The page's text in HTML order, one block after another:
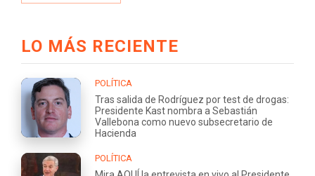
LO MÁS RECIENTE
POLÍTICA
Tras salida de Rodríguez por test de drogas:
Presidente Kast nombra a Sebastián
Vallebona como nuevo subsecretario de
Hacienda
POLÍTICA